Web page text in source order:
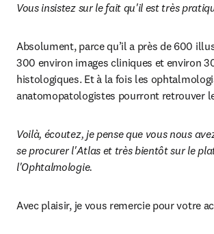
Vous insistez sur le fait qu'il est très
Absolument, parce qu’il a près de 600
300 environ images cliniques et environ
histologiques. Et à la fois les
anatomopatologistes pourront retrouver
Voilà, écoutez, je pense que vous nous
se procurer l'Atlas et très bientôt sur le
l'Ophtalmologie.
Avec plaisir, je vous remercie pour votre